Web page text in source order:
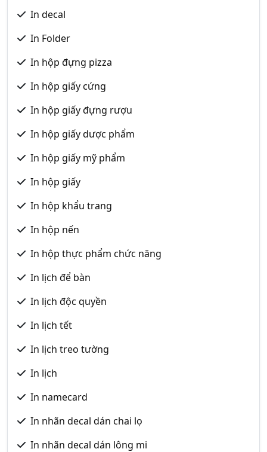
In decal
In Folder
In hộp đựng pizza
In hộp giấy cứng
In hộp giấy đựng rượu
In hộp giấy dược phẩm
In hộp giấy mỹ phẩm
In hộp giấy
In hộp khẩu trang
In hộp nến
In hộp thực phẩm chức năng
In lịch để bàn
In lịch độc quyền
In lịch tết
In lịch treo tường
In lịch
In namecard
In nhãn decal dán chai lọ
In nhãn decal dán lông mi